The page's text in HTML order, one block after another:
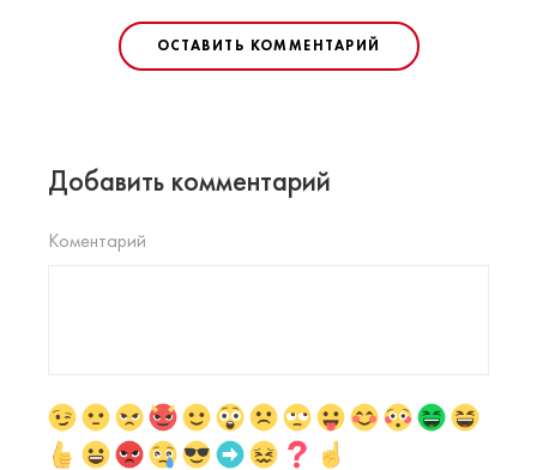
ОСТАВИТЬ КОММЕНТАРИЙ
Добавить комментарий
Коментарий